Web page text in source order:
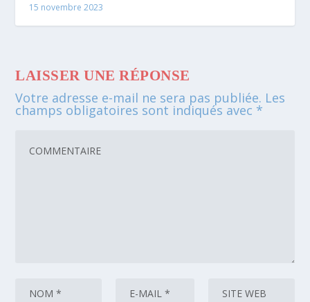
15 novembre 2023
LAISSER UNE RÉPONSE
Votre adresse e-mail ne sera pas publiée. Les
champs obligatoires sont indiqués avec *